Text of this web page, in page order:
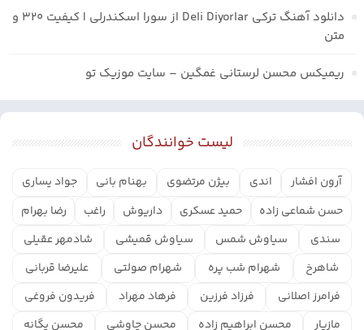
دانلود آهنگ ترکی Deli Diyorlar از سورا اسکندرلی | کیفیت ۳۲۰ و
متن
ریمیکس محسن لرستانی غمگین – سایت موزیک تو
لیست خوانندگان
آرون افشار اندی بیژن مرتضوی بهنام بانی
جواد یساری
حسن شماعی زاده
حمید عسکری داریوش راغب
رضا بهرام
سندی
سیاوش شمس سیاوش قمیشی
شادمهر عقیلی
شاهرخ
شهرام شب پره شهرام صولتی
علیرضا قربانی
فرامرز اصلانی
فرزاد فرزین فرهاد مهراد
فریدون فروغی
مازیار
محسن ابراهیم زاده محسن چاوشی محسن یگانه